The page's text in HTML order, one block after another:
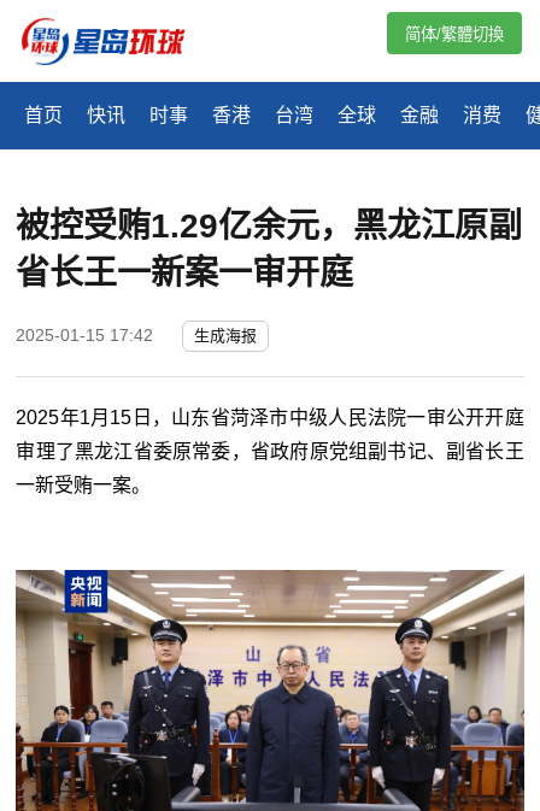
首页 快讯 时事 香港 台湾 全球 金融 消费
简体/繁體切換
被控受贿1.29亿余元，黑龙江原副
省长王一新案一审开庭
2025-01-15 17:42 生成海报
2025年1月15日，山东省菏泽市中级人民法院一审公开开庭
审理了黑龙江省委原常委，省政府原党组副书记、副省长王
一新受贿一案。